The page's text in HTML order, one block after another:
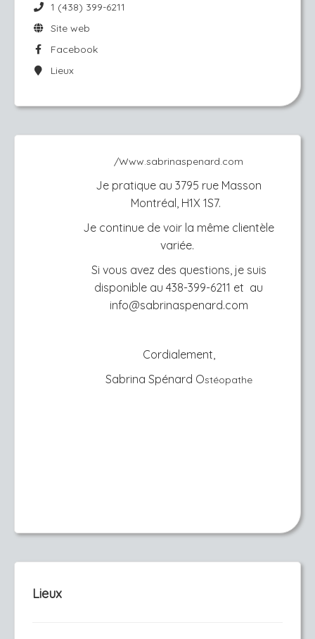
1 (438) 399-6211
Site web
Facebook
Lieux
/Www.sabrinaspenard.com
Je pratique au 3795 rue Masson
Montréal, H1X 1S7.
Je continue de voir la même clientèle
variée.
Si vous avez des questions, je suis
disponible au 438-399-6211 et au
info@sabrinaspenard.com
Cordialement,
Sabrina Spénard Ostéopathe
Lieux